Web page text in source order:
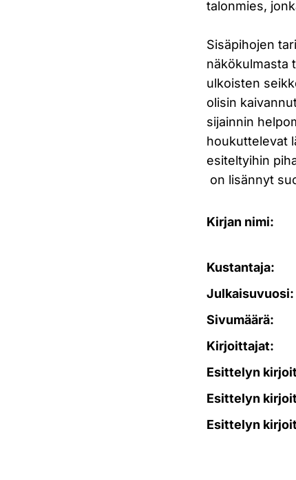
talonmies,
Sisäpihojen
näkökulmasta
ulkoisten
olisin
sijainnin
houkuttelevat
esiteltyihin
on lisännyt
Kirjan nimi:
Kustantaja:
Julkaisuvuosi:
Sivumäärä:
Kirjoittajat:
Esittelyn
Esittelyn
Esittelyn